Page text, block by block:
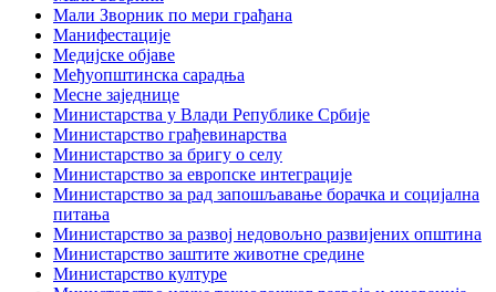
Мали Зворник по мери грађана
Манифестације
Медијске објаве
Међуопштинска сарадња
Месне заједнице
Министарства у Влади Републике Србије
Министарство грађевинарства
Министарство за бригу о селу
Министарство за европске интеграције
Министарство за рад запошљавање борачка и социјална
питања
Министарство за развој недовољно развијених општина
Министарство заштите животне средине
Министарство културе